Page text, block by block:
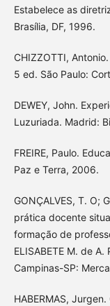
Estabelece as
Brasília, DF, 1996.
CHIZZOTTI,
5 ed. São Paulo:
DEWEY, John.
Luzuriada. Madrid:
FREIRE, Paulo.
Paz e Terra, 2006.
GONÇALVES, T. O;
prática docente
formação de
ELISABETE M. de
Campinas-SP:
HABERMAS,